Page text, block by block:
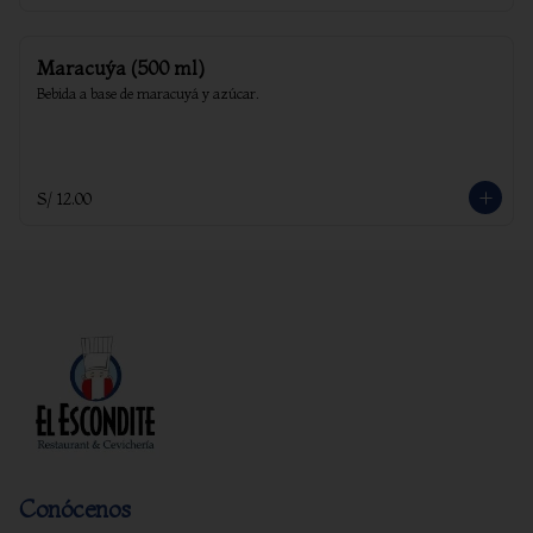
Maracuýa (500 ml)
Bebida a base de maracuyá y azúcar.
S/ 12.00
Conócenos